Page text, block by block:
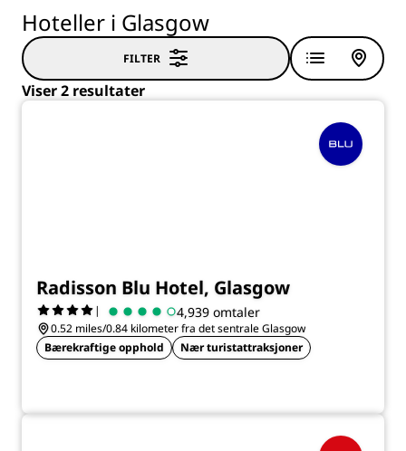
Hoteller i Glasgow
FILTER
Viser 2 resultater
Radisson Blu Hotel, Glasgow
| 4,939 omtaler
0.52 miles/0.84 kilometer fra det sentrale Glasgow
Bærekraftige opphold
Nær turistattraksjoner